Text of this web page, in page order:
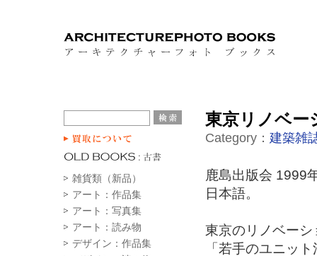
雑貨類（新品）
アート：作品集
アート：写真集
アート：読み物
デザイン：作品集
東京リノベ
Category： 建築雑
鹿島出版会 1999
日本語。
東京のリノベー
「若手のユニッ